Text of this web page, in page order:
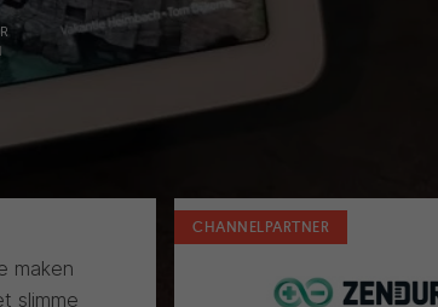
maken
slimme
CHANNELPARTNER